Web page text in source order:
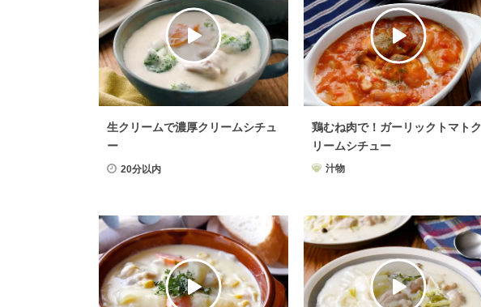
生クリームで濃厚クリームシチュ
ー
20分以内
鶏むね肉で！ガーリックトマトク
リームシチュー
汁物